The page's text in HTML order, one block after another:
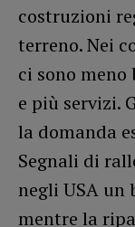
costruzioni
terreno. Nei
ci sono
e più servizi.
la domanda
Segnali di
negli USA un
mentre la